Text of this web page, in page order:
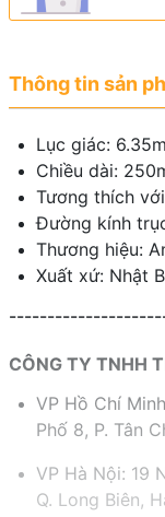
Thông tin sản
Lục giác:
Chiều dài:
Tương thích
Đường kính
Thương hiệu:
Xuất xứ: Nhật
CÔNG TY TNHH
VP Hồ Chí
Phố 8, P. Tân
VP Hà Nội: 19
Q. Long Biên,